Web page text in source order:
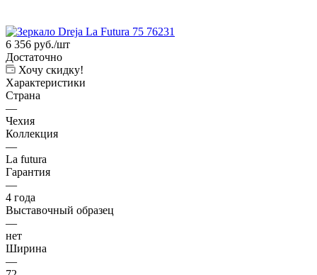
6 356 руб./шт
Достаточно
Хочу скидку!
Характеристики
Страна
—
Чехия
Коллекция
—
La futura
Гарантия
—
4 года
Выставочный образец
—
нет
Ширина
—